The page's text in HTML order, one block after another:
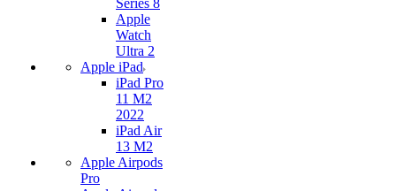
Series 8
Apple
Watch
Ultra 2
Apple iPad
iPad Pro
11 M2
2022
iPad Air
13 M2
Apple Airpods
Pro